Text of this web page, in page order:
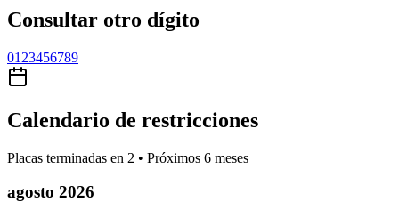
Consultar otro dígito
01 23456789
Calendario de restricciones
Placas terminadas en 2 • Próximos 6 meses
agosto 2026